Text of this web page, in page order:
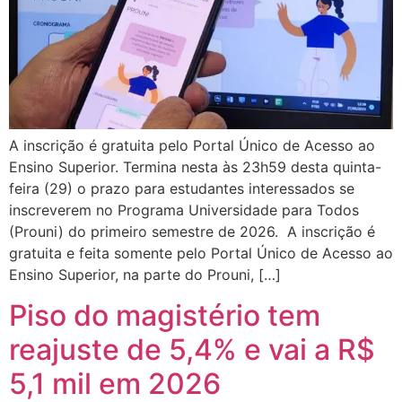
A inscrição é gratuita pelo Portal Único de Acesso ao
Ensino Superior. Termina nesta às 23h59 desta quinta-
feira (29) o prazo para estudantes interessados se
inscreverem no Programa Universidade para Todos
(Prouni) do primeiro semestre de 2026. A inscrição é
gratuita e feita somente pelo Portal Único de Acesso ao
Ensino Superior, na parte do Prouni, […]
Piso do magistério tem
reajuste de 5,4% e vai a R$
5,1 mil em 2026